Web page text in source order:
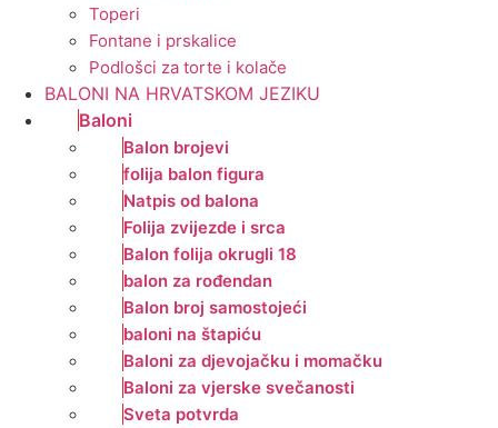
Toperi
Fontane i prskalice
Podlošci za torte i kolače
BALONI NA HRVATSKOM JEZIKU
Baloni
Balon brojevi
folija balon figura
Natpis od balona
Folija zvijezde i srca
Balon folija okrugli 18
balon za rođendan
Balon broj samostojeći
baloni na štapiću
Baloni za djevojačku i momačku
Baloni za vjerske svečanosti
Sveta potvrda